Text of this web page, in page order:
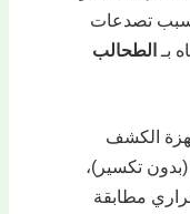
يسبب تصدعات
بـ الطحالب
الكشف
(بدون تكسير)،
مطابقة